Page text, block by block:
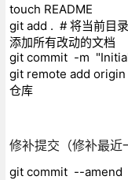
touch README
git add . # 将当前目
添加所有改动的文档
git commit -m
git remote add
仓库
修补提交（修补最近
git commit --amend